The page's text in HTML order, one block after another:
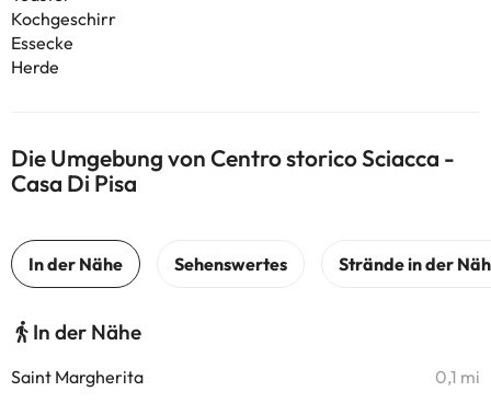
Kochgeschirr
Essecke
Herde
Die Umgebung von Centro storico Sciacca -
Casa Di Pisa
In der Nähe
Saint Margherita 0,1 mi